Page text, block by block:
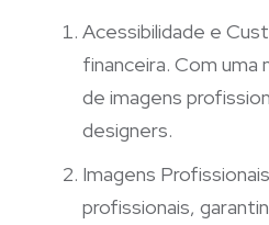
Acessibilidade e
financeira. Com
de imagens
designers.
Imagens
profissionais,